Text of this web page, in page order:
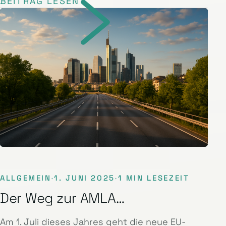
ALLGEMEIN ·1. JUNI 2025·1 MIN LESEZEIT
Der Weg zur AMLA…
Am 1. Juli dieses Jahres geht die neue EU-